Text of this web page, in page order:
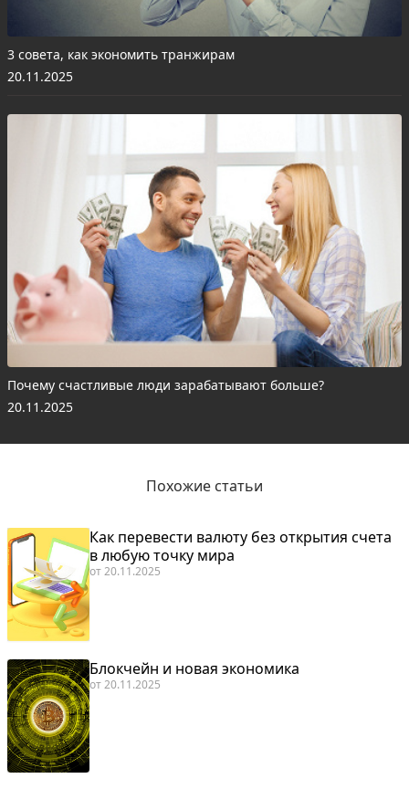
3 совета, как экономить транжирам
20.11.2025
Почему счастливые люди зарабатывают больше?
20.11.2025
Похожие статьи
Как перевести валюту без открытия счета
в любую точку мира
от20.11.2025
Блокчейн и новая экономика
от20.11.2025